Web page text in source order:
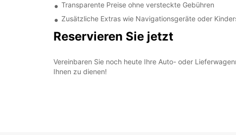
Transparente Preise ohne versteckte Gebühren
Zusätzliche Extras wie Navigationsgeräte oder
Reservieren Sie jetzt
Vereinbaren Sie noch heute Ihre Auto- oder
Ihnen zu dienen!